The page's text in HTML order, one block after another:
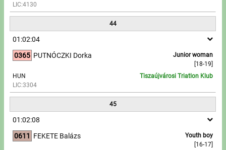
LIC:4130
44
01:02:04
0365
Junior woman
[18-19]
PUTNÓCZKI Dorka
HUN
LIC:3304
Tiszaújvárosi Triatlon Klub
45
01:02:08
0611
Youth boy
[16-17]
FEKETE Balázs